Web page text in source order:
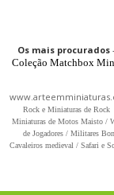
Os mais procurados-
Coleção Matchbox
Rock e Miniaturas de Rock
Miniaturas de Motos Maisto /
de Jogadores / Militares
Cavaleiros medieval / Safari e